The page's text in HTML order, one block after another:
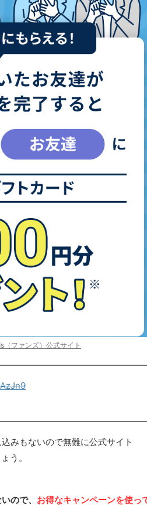
（ファンズ）公式サイト
みもないので無難に公式サイト
う。
ので、 お得なキャンペーンを使っ